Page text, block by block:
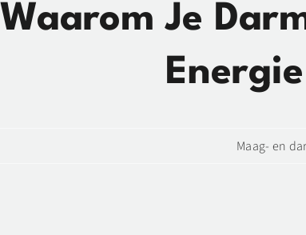
Waarom Je
Maag- en